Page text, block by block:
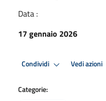
Data :
17 gennaio 2026
Condividi Vedi azioni
Categorie: